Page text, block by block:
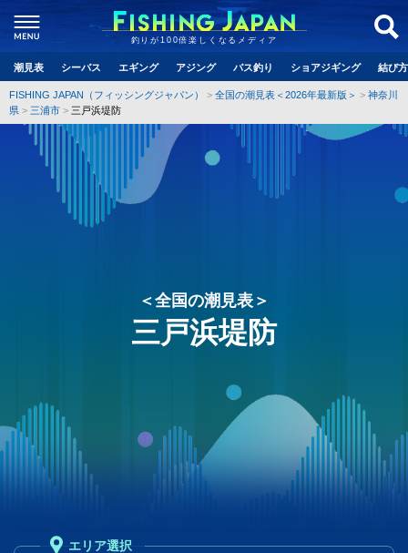
釣りが100倍楽しくなるメディア
潮見表 シーバス エギング アジング バス釣り ショアジギング 結び
FISHING JAPAN（フィッシングジャパン） 全国の潮見表＜2026年最新版＞
神奈川
県
三浦市 三戸浜堤防
＜全国の潮見表＞
三戸浜堤防
エリア選択